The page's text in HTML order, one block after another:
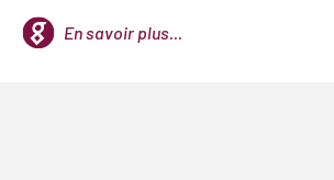
En savoir plus...